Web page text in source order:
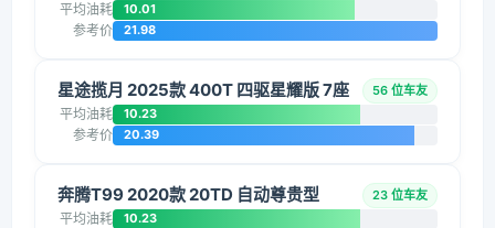
平均油耗 10.01
参考价 21.98
星途揽月 2025款 400T 四驱星耀版 7座 56 位车友
平均油耗 10.23
参考价 20.39
奔腾T99 2020款 20TD 自动尊贵型 23 位车友
平均油耗 10.23